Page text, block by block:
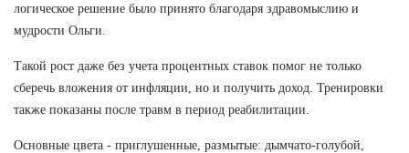
логическое решение было принято благодаря здравомыслию и
мудрости Ольги.
Такой рост даже без учета процентных ставок помог не только
сберечь вложения от инфляции, но и получить доход. Тренировки
также показаны после травм в период реабилитации.
Основные цвета - приглушенные, размытые: дымчато-голубой,